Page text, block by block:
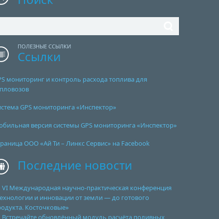
ПОЛЕЗНЫЕ ССЫЛКИ
Ссылки
мониторинг и контроль расхода топлива для
GPS мониторинга «Инспектор»
версия системы GPS мониторинга «Инспектор»
ООО «Ай Ти – Линкс Сервис» на Facebook
Последние новости
VI Международная научно-практическая конференция
и инновации от земли — до готового
Косточковые»
Встречайте обновлённый модуль расчёта поливных